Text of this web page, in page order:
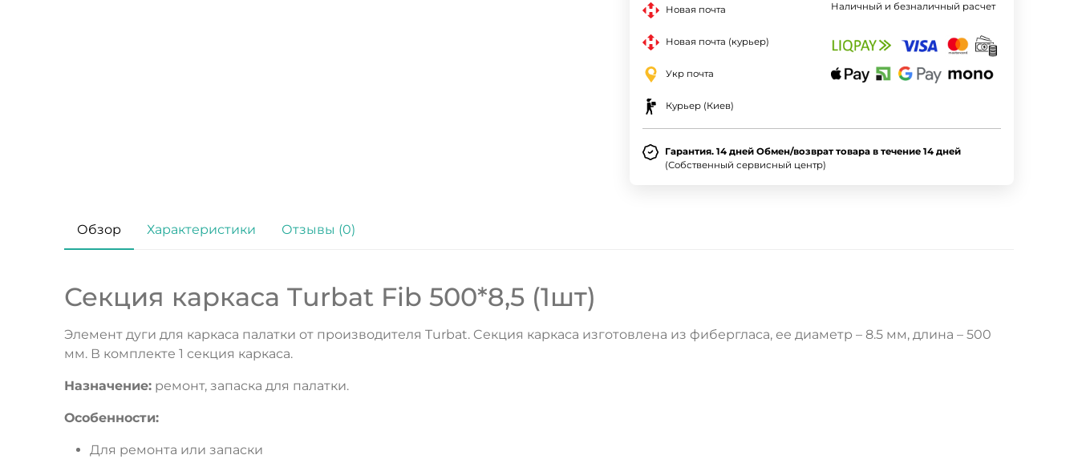
Новая почта
Новая почта (курьер)
Укр почта
Курьер (Киев)
Наличный и безналичный расчет
Гарантия. 14 дней Обмен/возврат товара в течение 14 дней
(Собственный сервисный центр)
Обзор Характеристики Отзывы (0)
Секция каркаса Turbat Fib 500*8,5 (1шт)
Элемент дуги для каркаса палатки от производителя Turbat. Cекция каркаса изготовлена из фибергласа, ее диаметр – 8.5 мм, длина – 500
мм. В комплекте 1 секция каркаса.
Назначение: ремонт, запаска для палатки.
Особенности:
Для ремонта или запаски